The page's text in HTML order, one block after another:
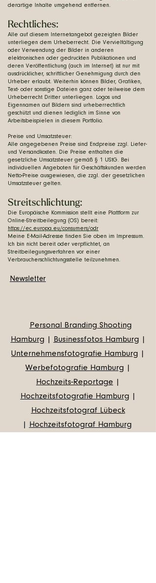
derartige Inhalte umgehend entfernen.
Rechtliches:
Alle auf diesem Internetangebot gezeigten Bilder
unterliegen dem Urheberrecht. Die Vervielfältigung
oder Verwendung der Bilder in anderen
elektronischen oder gedruckten Publikationen und
deren Veröffentlichung (auch im Internet) ist nur mit
ausdrücklicher, schriftlicher Genehmigung durch den
Urheber erlaubt. Weiterhin können Bilder, Grafiken,
Text- oder sonstige Dateien ganz oder teilweise dem
Urheberrecht Dritter unterliegen. Logos und
Eigennamen auf Bildern sind urheberrechtlich
geschützt und dienen lediglich im Sinne von
Arbeitsbeispielen in diesem Portfolio.
Preise und Umsatzsteuer:
Alle angegebenen Preise sind Endpreise zzgl. Liefer-
und Versandkosten. Die Preise enthalten die
gesetzliche Umsatzsteuer gemäß § 1 UStG. Bei
individuellen Angeboten für Geschäftskunden werden
Netto-Preise ausgewiesen, die zzgl. der gesetzlichen
Umsatzsteuer gelten.
Streitschlichtung:
Die Europäische Kommission stellt eine Plattform zur
Online-Streitbeilegung (OS) bereit:
https://ec.europa.eu/consumers/odr
Meine E-Mail-Adresse finden Sie oben im Impressum.
Ich bin nicht bereit oder verpflichtet, an
Streitbeilegungsverfahren vor einer
Verbraucherschlichtungsstelle teilzunehmen.
Newsletter
Personal Branding Shooting
Hamburg |Businessfotos Hamburg
Unternehmensfotografie Hamburg
Werbefotografie Hamburg
Hochzeits-Reportage
Hochzeitsfotografie Hamburg
Hochzeitsfotograf Lübeck
|Hochzeitsfotograf Hamburg